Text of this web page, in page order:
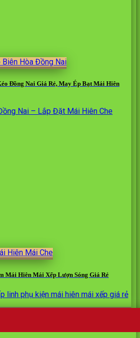
Đồng Nai Giá Rẻ, May Ép Bạt Mái Hiên
Nai – Lắp Đặt Mái Hiên Che
Mái Hiên Mái Xếp Lượn Sóng Giá Rẻ
linh phụ kiện mái hiên mái xếp giá rẻ